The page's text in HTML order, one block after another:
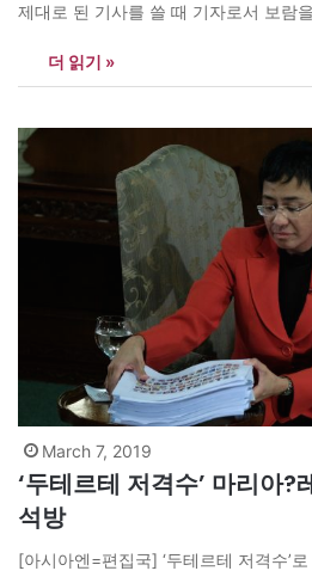
제대로 된 기사를 쓸 때 기자로서 보람
에 대해서는 고개가 숙여진다. 21일 별
게는 그런 후배 중에…
더 읽기 »
March 7, 2019
‘두테르테 저격수’ 마리아?
석방
[아시아엔=편집국] ‘두테르테 저격수’